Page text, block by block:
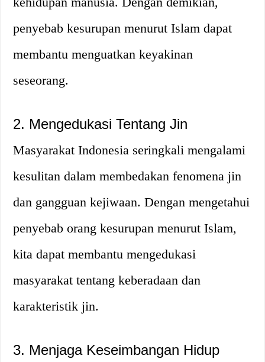
penyebab kesurupan menurut Islam dapat
membantu menguatkan keyakinan
seseorang.
2. Mengedukasi Tentang Jin
Masyarakat Indonesia seringkali mengalami
kesulitan dalam membedakan fenomena jin
dan gangguan kejiwaan. Dengan mengetahui
penyebab orang kesurupan menurut Islam,
kita dapat membantu mengedukasi
masyarakat tentang keberadaan dan
karakteristik jin.
3. Menjaga Keseimbangan Hidup